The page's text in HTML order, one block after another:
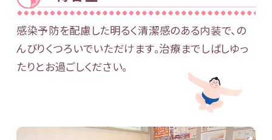
感染予防を配慮した明るく清潔感のある内装で、の
んびりくつろいでいただけます。治療までしばしゆっ
たりとお過ごしください。